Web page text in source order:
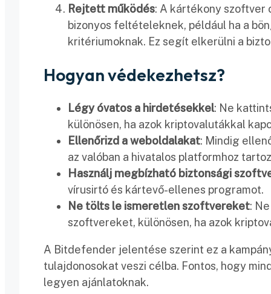
Rejtett működés: A kártékony szoftver
bizonyos feltételeknek, például ha a
kritériumoknak. Ez segít elkerülni a
Hogyan védekezhetsz?
Légy óvatos a hirdetésekkel: Ne
különösen, ha azok kriptovalutákkal
Ellenőrizd a weboldalakat: Mindig
az valóban a hivatalos platformhoz
Használj megbízható biztonsági
vírusirtó és kártevő-ellenes programot.
Ne tölts le ismeretlen szoftvereket:
szoftvereket, különösen, ha azok
A Bitdefender jelentése szerint ez a
tulajdonosokat veszi célba. Fontos, hogy
legyen ajánlatoknak.